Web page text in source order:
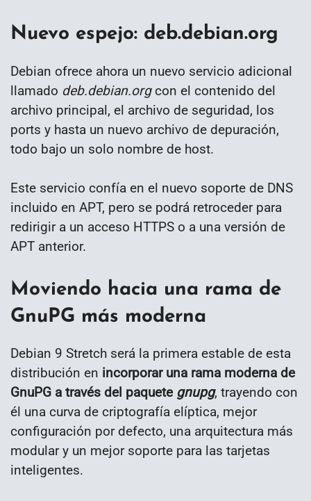
Nuevo espejo: deb.debian.org
Debian ofrece ahora un nuevo servicio adicional
llamado deb.debian.orgcon el contenido del
archivo principal, el archivo de seguridad, los
ports y hasta un nuevo archivo de depuración,
todo bajo un solo nombre de host.
Este servicio confía en el nuevo soporte de DNS
incluido en APT, pero se podrá retroceder para
redirigir a un acceso HTTPS o a una versión de
APT anterior.
Moviendo hacia una rama de
GnuPG más moderna
Debian 9 Stretch será la primera estable de esta
distribución en incorporar una rama moderna de
GnuPG a través del paquete gnupg, trayendo con
él una curva de criptografía elíptica, mejor
configuración por defecto, una arquitectura más
modular y un mejor soporte para las tarjetas
inteligentes.